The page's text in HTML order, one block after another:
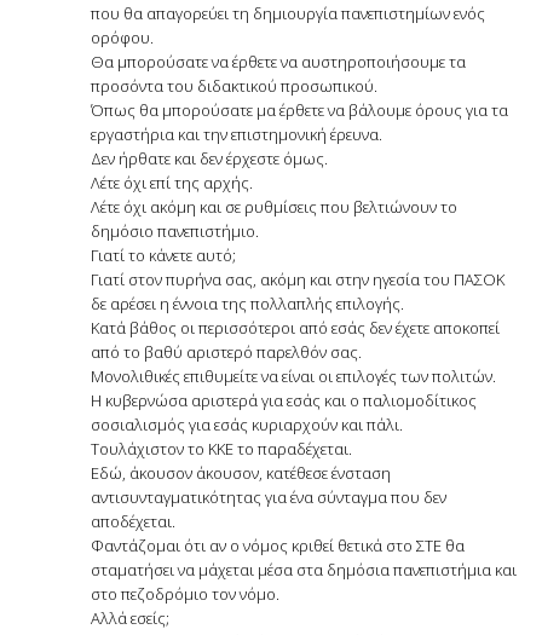
που θα απαγορεύει τη δημιουργία πανεπιστημίων ενός
ορόφου.
Θα μπορούσατε να έρθετε να αυστηροποιήσουμε τα
προσόντα του διδακτικού προσωπικού.
Όπως θα μπορούσατε μα έρθετε να βάλουμε όρους για τα
εργαστήρια και την επιστημονική έρευνα.
Δεν ήρθατε και δεν έρχεστε όμως.
Λέτε όχι επί της αρχής.
Λέτε όχι ακόμη και σε ρυθμίσεις που βελτιώνουν το
δημόσιο πανεπιστήμιο.
Γιατί το κάνετε αυτό;
Γιατί στον πυρήνα σας, ακόμη και στην ηγεσία του ΠΑΣΟΚ
δε αρέσει η έννοια της πολλαπλής επιλογής.
Κατά βάθος οι περισσότεροι από εσάς δεν έχετε αποκοπεί
από το βαθύ αριστερό παρελθόν σας.
Μονολιθικές επιθυμείτε να είναι οι επιλογές των πολιτών.
Η κυβερνώσα αριστερά για εσάς και ο παλιομοδίτικος
σοσιαλισμός για εσάς κυριαρχούν και πάλι.
Τουλάχιστον το ΚΚΕ το παραδέχεται.
Εδώ, άκουσον άκουσον, κατέθεσε ένσταση
αντισυνταγματικότητας για ένα σύνταγμα που δεν
αποδέχεται.
Φαντάζομαι ότι αν ο νόμος κριθεί θετικά στο ΣΤΕ θα
σταματήσει να μάχεται μέσα στα δημόσια πανεπιστήμια και
στο πεζοδρόμιο τον νόμο.
Αλλά εσείς;